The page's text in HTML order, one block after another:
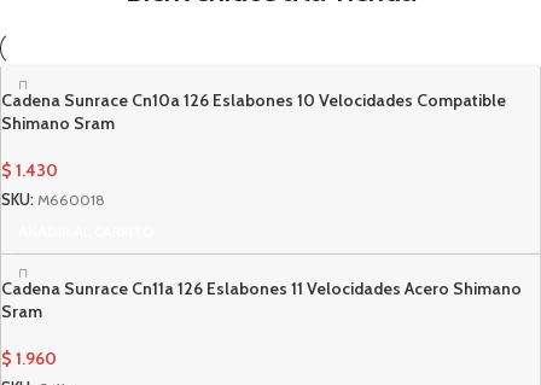
Cadena Sunrace Cn10a 126 Eslabones 10 Velocidades Compatible
Shimano Sram
$ 1.430
SKU: M660018
Cadena Sunrace Cn11a 126 Eslabones 11 Velocidades Acero Shimano
Sram
$ 1.960